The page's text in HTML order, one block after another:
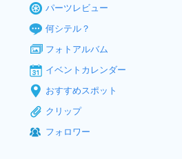
パーツレビュー
何シテル？
フォトアルバム
イベントカレンダー
おすすめスポット
クリップ
フォロワー